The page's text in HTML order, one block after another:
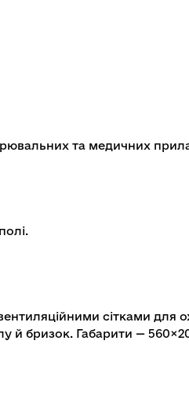
та медичних
сітками для
й бризок. Габарити —